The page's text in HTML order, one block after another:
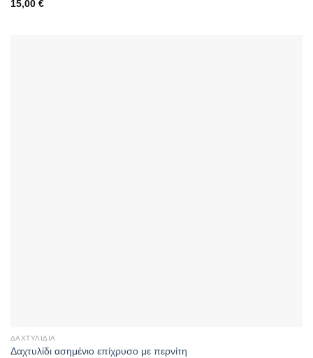
15,00 €
ΔΑΧΤΥΛΊΔΙΑ
Δαχτυλίδι ασημένιο επίχρυσο με περνίτη